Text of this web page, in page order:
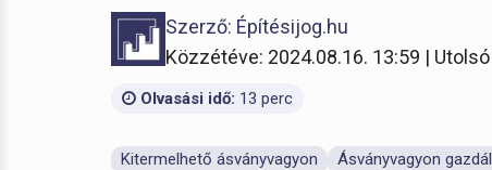
Szerző: Építésijog.hu
Közzétéve: 2024.08.16. 13:59 |
Olvasási idő: 13 perc
Kitermelhető ásványvagyon Ásványvagyon